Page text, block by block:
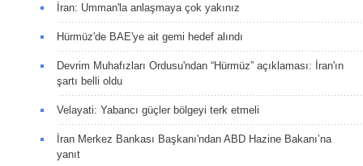
İran: Umman'la anlaşmaya çok yakınız
Hürmüz'de BAE'ye ait gemi hedef alındı
Devrim Muhafızları Ordusu'ndan “Hürmüz” açıklaması: İran'ın
şartı belli oldu
Velayati: Yabancı güçler bölgeyi terk etmeli
İran Merkez Bankası Başkanı'ndan ABD Hazine Bakanı’na
yanıt